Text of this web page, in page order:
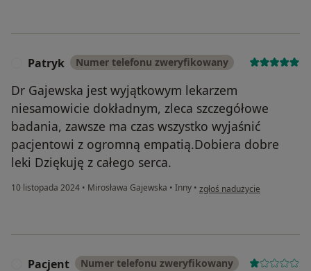
Patryk Numer telefonu zweryfikowany
Dr Gajewska jest wyjątkowym lekarzem
niesamowicie dokładnym, zleca szczegółowe
badania, zawsze ma czas wszystko wyjaśnić
pacjentowi z ogromną empatią.Dobiera dobre
leki Dziękuję z całego serca.
10 listopada 2024 • Mirosława Gajewska • Inny • w opinii użytkownika Patryk
zgłoś nadużycie
Pacjent Numer telefonu zweryfikowany